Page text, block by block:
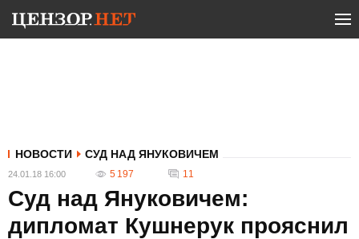
НОВОСТИ СУД НАД ЯНУКОВИЧЕМ
24.01.18 16:00 5 197 11
Суд над Януковичем:
дипломат Кушнерук прояснил